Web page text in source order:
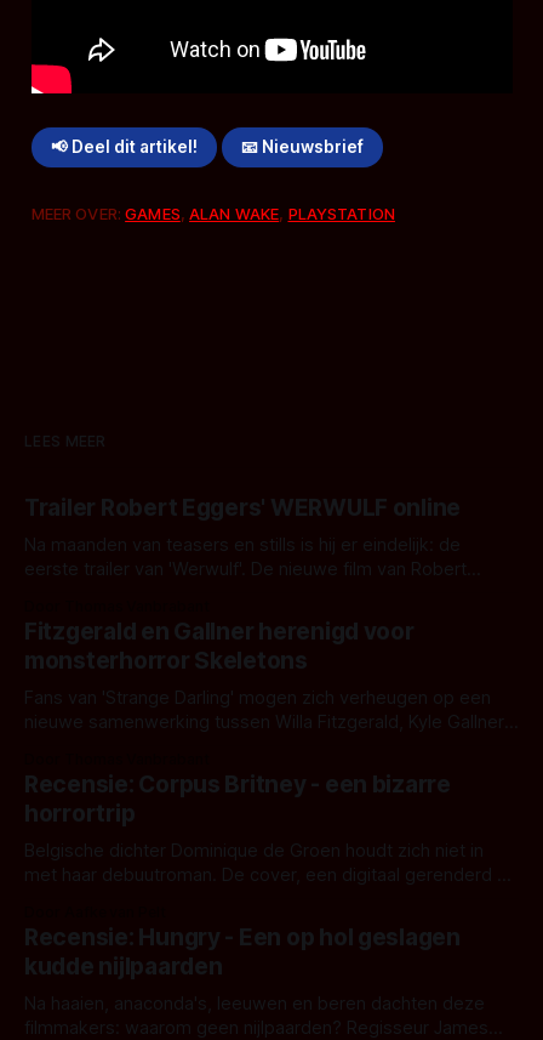
📢 Deel dit artikel! 📧 Nieuwsbrief
MEER OVER:GAMES,ALAN WAKE, PLAYSTATION
LEES MEER
Trailer Robert Eggers' WERWULF online
Na maanden van teasers en stills is hij er eindelijk: de
eerste trailer van 'Werwulf'. De nieuwe film van Robert
kille stijl vol folklore en mythe. Het topic deze keer is (kon
het het al raden?)... de weerwolf. Kijk je mee?
Fitzgerald en Gallner herenigd voor
monsterhorror Skeletons
Fans van 'Strange Darling' mogen zich verheugen op een
nieuwe samenwerking tussen Willa Fitzgerald, Kyle Gallner
'Skeletons', een nieuwe creature feature waarvoor de
opnames zijn gestart in Australië.
Recensie: Corpus Britney - een bizarre
horrortrip
Belgische dichter Dominique de Groen houdt zich niet in
met haar debuutroman. De cover, een digitaal gerenderd en
achtergrond, belooft iets kleurrijks maar onheilspellends,
iets ongrijpbaars. En dat maakt De Groen met ieder woord
waar.
Recensie: Hungry - Een op hol geslagen
kudde nijlpaarden
Na haaien, anaconda's, leeuwen en beren dachten deze
filmmakers: waarom geen nijlpaarden? Regisseur James